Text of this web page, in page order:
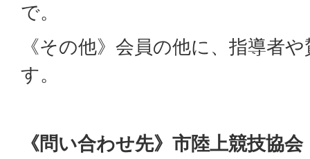
で。
《その他》会員の他に、指導者
す。
《問い合わせ先》市陸上競技協